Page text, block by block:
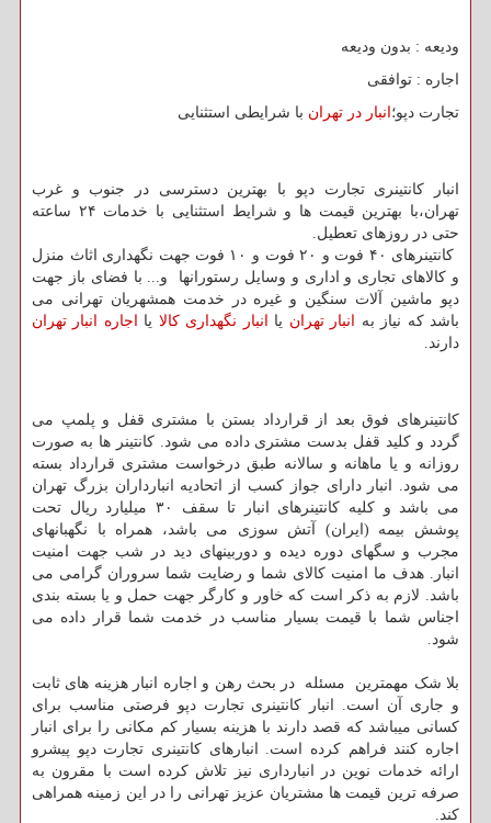
ودیعه : بدون ودیعه
اجاره : توافقی
تجارت دپو؛ انبار در تهران با شرایطی استثنایی
انبار کانتینری تجارت دپو با بهترین دسترسی در جنوب و غرب
تهران،با بهترین قیمت ها و شرایط استثنایی با خدمات ۲۴ ساعته
حتی در روزهای تعطیل.
کانتینرهای ۴۰ فوت و ۲۰ فوت و ۱۰ فوت جهت نگهداری اثاث منزل
و کالاهای تجاری و اداری و وسایل رستورانها و... با فضای باز جهت
دپو ماشین آلات سنگین و غیره در خدمت همشهریان تهرانی می
باشد که نیاز به
انبار تهران یا انبار نگهداری کالا یا
اجاره انبار تهران
دارند.
کانتینرهای فوق بعد از قرارداد بستن با مشتری قفل و پلمپ می
گردد و کلید قفل بدست مشتری داده می شود. کانتینر ها به صورت
روزانه و یا ماهانه و سالانه طبق درخواست مشتری قرارداد بسته
می شود. انبار دارای جواز کسب از اتحادیه انبارداران بزرگ تهران
می باشد و کلیه کانتینرهای انبار تا سقف ۳۰ میلیارد ریال تحت
پوشش بیمه (ایران) آتش سوزی می باشد، همراه با نگهبانهای
مجرب و سگهای دوره دیده و دوربینهای دید در شب جهت امنیت
انبار. هدف ما امنیت کالای شما و رضایت شما سروران گرامی می
باشد. لازم به ذکر است که خاور و کارگر جهت حمل و یا بسته بندی
اجناس شما با قیمت بسیار مناسب در خدمت شما قرار داده می
شود.
بلا شک مهمترین مسئله در بحث رهن و اجاره انبار هزینه های ثابت
و جاری آن است. انبار کانتینری تجارت دپو فرصتی مناسب برای
کسانی میباشد که قصد دارند با هزینه بسیار کم مکانی را برای انبار
اجاره کنند فراهم کرده است. انبارهای کانتینری تجارت دپو پیشرو
ارائه خدمات نوین در انبارداری نیز تلاش کرده است با مقرون به
صرفه ترین قیمت ها مشتریان عزیز تهرانی را در این زمینه همراهی
کند.